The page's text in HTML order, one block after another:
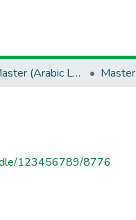
Bachelor, Master (Arabic Language And Letters) Master
123456789/8776